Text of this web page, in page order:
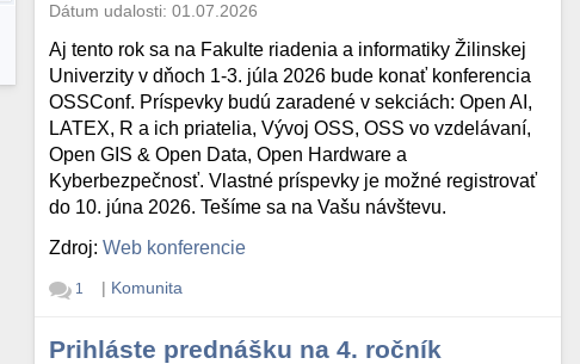
Dátum udalosti:01.07.2026
Aj tento rok sa na Fakulte riadenia a informatiky Žilinskej
Univerzity v dňoch 1-3. júla 2026 bude konať konferencia
OSSConf. Príspevky budú zaradené v sekciách: Open AI,
LATEX, R a ich priatelia, Vývoj OSS, OSS vo vzdelávaní,
Open GIS & Open Data, Open Hardware a
Kyberbezpečnosť. Vlastné príspevky je možné registrovať
do 10. júna 2026. Tešíme sa na Vašu návštevu.
Zdroj:Web konferencie
1 | Komunita
Prihláste prednášku na 4. ročník